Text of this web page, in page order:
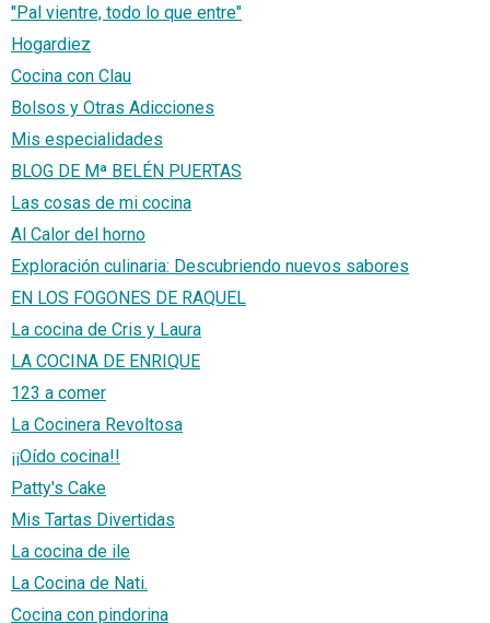
"Pal vientre, todo lo que entre"
Hogardiez
Cocina con Clau
Bolsos y Otras Adicciones
Mis especialidades
BLOG DE Mª BELÉN PUERTAS
Las cosas de mi cocina
Al Calor del horno
Exploración culinaria: Descubriendo nuevos sabores
EN LOS FOGONES DE RAQUEL
La cocina de Cris y Laura
LA COCINA DE ENRIQUE
123 a comer
La Cocinera Revoltosa
¡¡Oído cocina!!
Patty's Cake
Mis Tartas Divertidas
La cocina de ile
La Cocina de Nati.
Cocina con pindorina